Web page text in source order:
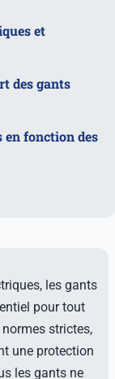
et
des gants
en fonction des
les gants
pour tout
strictes,
une protection
les gants ne